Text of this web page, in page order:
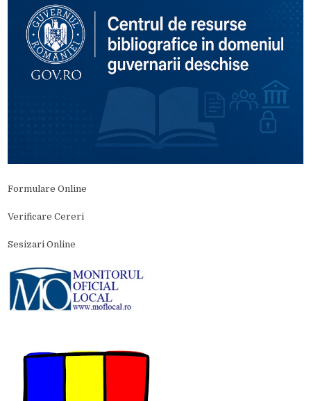
Formulare Online
Verificare Cereri
Sesizari Online